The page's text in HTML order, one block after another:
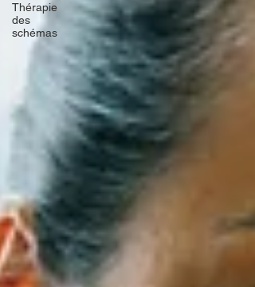
Thérapie
des
schémas